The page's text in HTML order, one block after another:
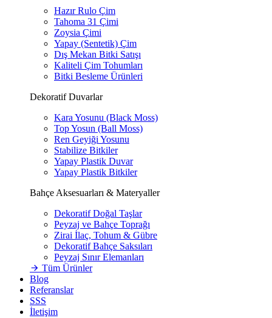
Hazır Rulo Çim
Tahoma 31 Çimi
Zoysia Çimi
Yapay (Sentetik) Çim
Dış Mekan Bitki Satışı
Kaliteli Çim Tohumları
Bitki Besleme Ürünleri
Dekoratif Duvarlar
Kara Yosunu (Black Moss)
Top Yosun (Ball Moss)
Ren Geyiği Yosunu
Stabilize Bitkiler
Yapay Plastik Duvar
Yapay Plastik Bitkiler
Bahçe Aksesuarları & Materyaller
Dekoratif Doğal Taşlar
Peyzaj ve Bahçe Toprağı
Zirai İlaç, Tohum & Gübre
Dekoratif Bahçe Saksıları
Peyzaj Sınır Elemanları
Tüm Ürünler
Blog
Referanslar
SSS
İletişim